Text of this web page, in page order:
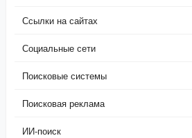
Ссылки на сайтах
Социальные сети
Поисковые системы
Поисковая реклама
ИИ-поиск